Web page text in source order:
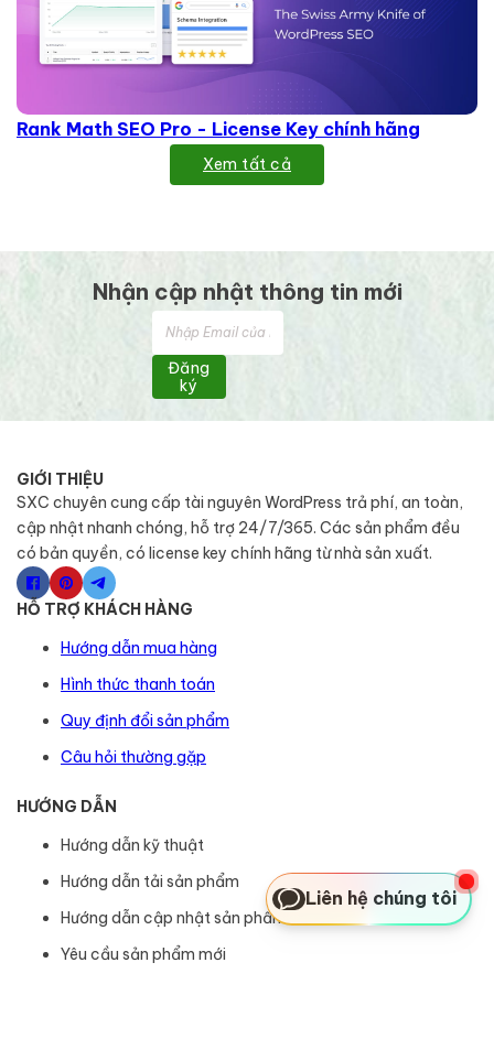
Rank Math SEO Pro - License Key chính hãng
Xem tất cả
Nhận cập nhật thông tin mới
Đăng
ký
GIỚI THIỆU
SXC chuyên cung cấp tài nguyên WordPress trả phí, an toàn,
cập nhật nhanh chóng, hỗ trợ 24/7/365. Các sản phẩm đều
có bản quyền, có license key chính hãng từ nhà sản xuất.
HỖ TRỢ KHÁCH HÀNG
Hướng dẫn mua hàng
Hình thức thanh toán
Quy định đổi sản phẩm
Câu hỏi thường gặp
HƯỚNG DẪN
Hướng dẫn kỹ thuật
Hướng dẫn tải sản phẩm
Hướng dẫn cập nhật sản phẩm
Yêu cầu sản phẩm mới
Liên hệ chúng tôi